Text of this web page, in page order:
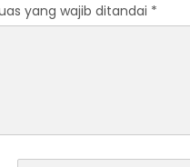
yang wajib ditandai *